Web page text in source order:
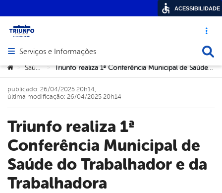
Acesso
Abrir menu principal de navegação
Serviços e Informações
Você está aqui:
> Saúde > Triunfo realiza 1ª Conferência Municipal de Saúde do Trabalhador e da Trabalhadora
Triunfo realiza 1ª
Conferência Municipal de
Saúde do Trabalhador e da
Trabalhadora
publicado: 26/04/2025 20h14,
última modificação: 26/04/2025 20h14
ACESSIBILIDADE